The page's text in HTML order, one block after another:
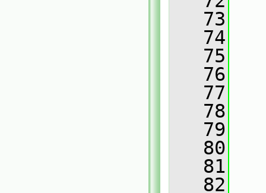
   73
   74
   75
   76
   77
   78
   79
   80
   81
   82